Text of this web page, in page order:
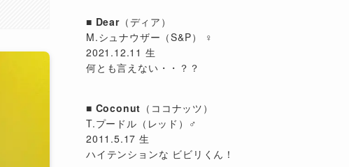
■ Dear（ディア）
M.シュナウザー（S&P） ♀
2021.12.11 生
何とも言えない・・？？
■ Coconut （ココナッツ）
T.プードル（レッド）♂
2011.5.17 生
ハイテンションな ビビリくん！